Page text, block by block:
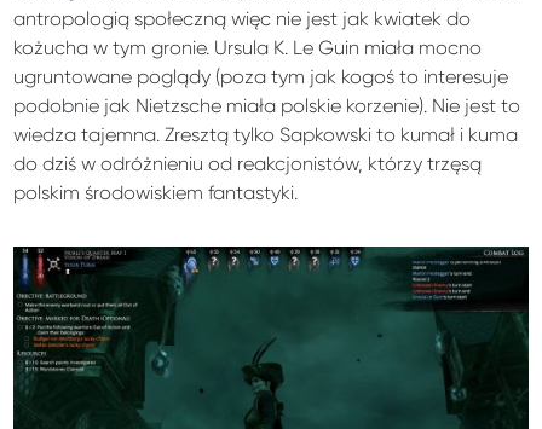
antropologią społeczną więc nie jest jak kwiatek do
kożucha w tym gronie. Ursula K. Le Guin miała mocno
ugruntowane poglądy (poza tym jak kogoś to interesuje
podobnie jak Nietzsche miała polskie korzenie). Nie jest to
wiedza tajemna. Zresztą tylko Sapkowski to kumał i kuma
do dziś w odróżnieniu od reakcjonistów, którzy trzęsą
polskim środowiskiem fantastyki.